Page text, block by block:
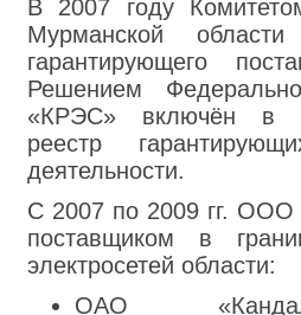
В 2007 году
Мурманской
гарантирующего
Решением
«КРЭС» включён в
реестр
деятельности.
С 2007 по 2009 гг.
поставщиком в
электросетей области:
ОАО